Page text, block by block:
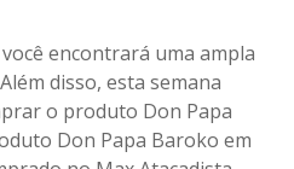
encontrará uma ampla
disso, esta semana
o produto Don Papa
Don Papa Baroko em